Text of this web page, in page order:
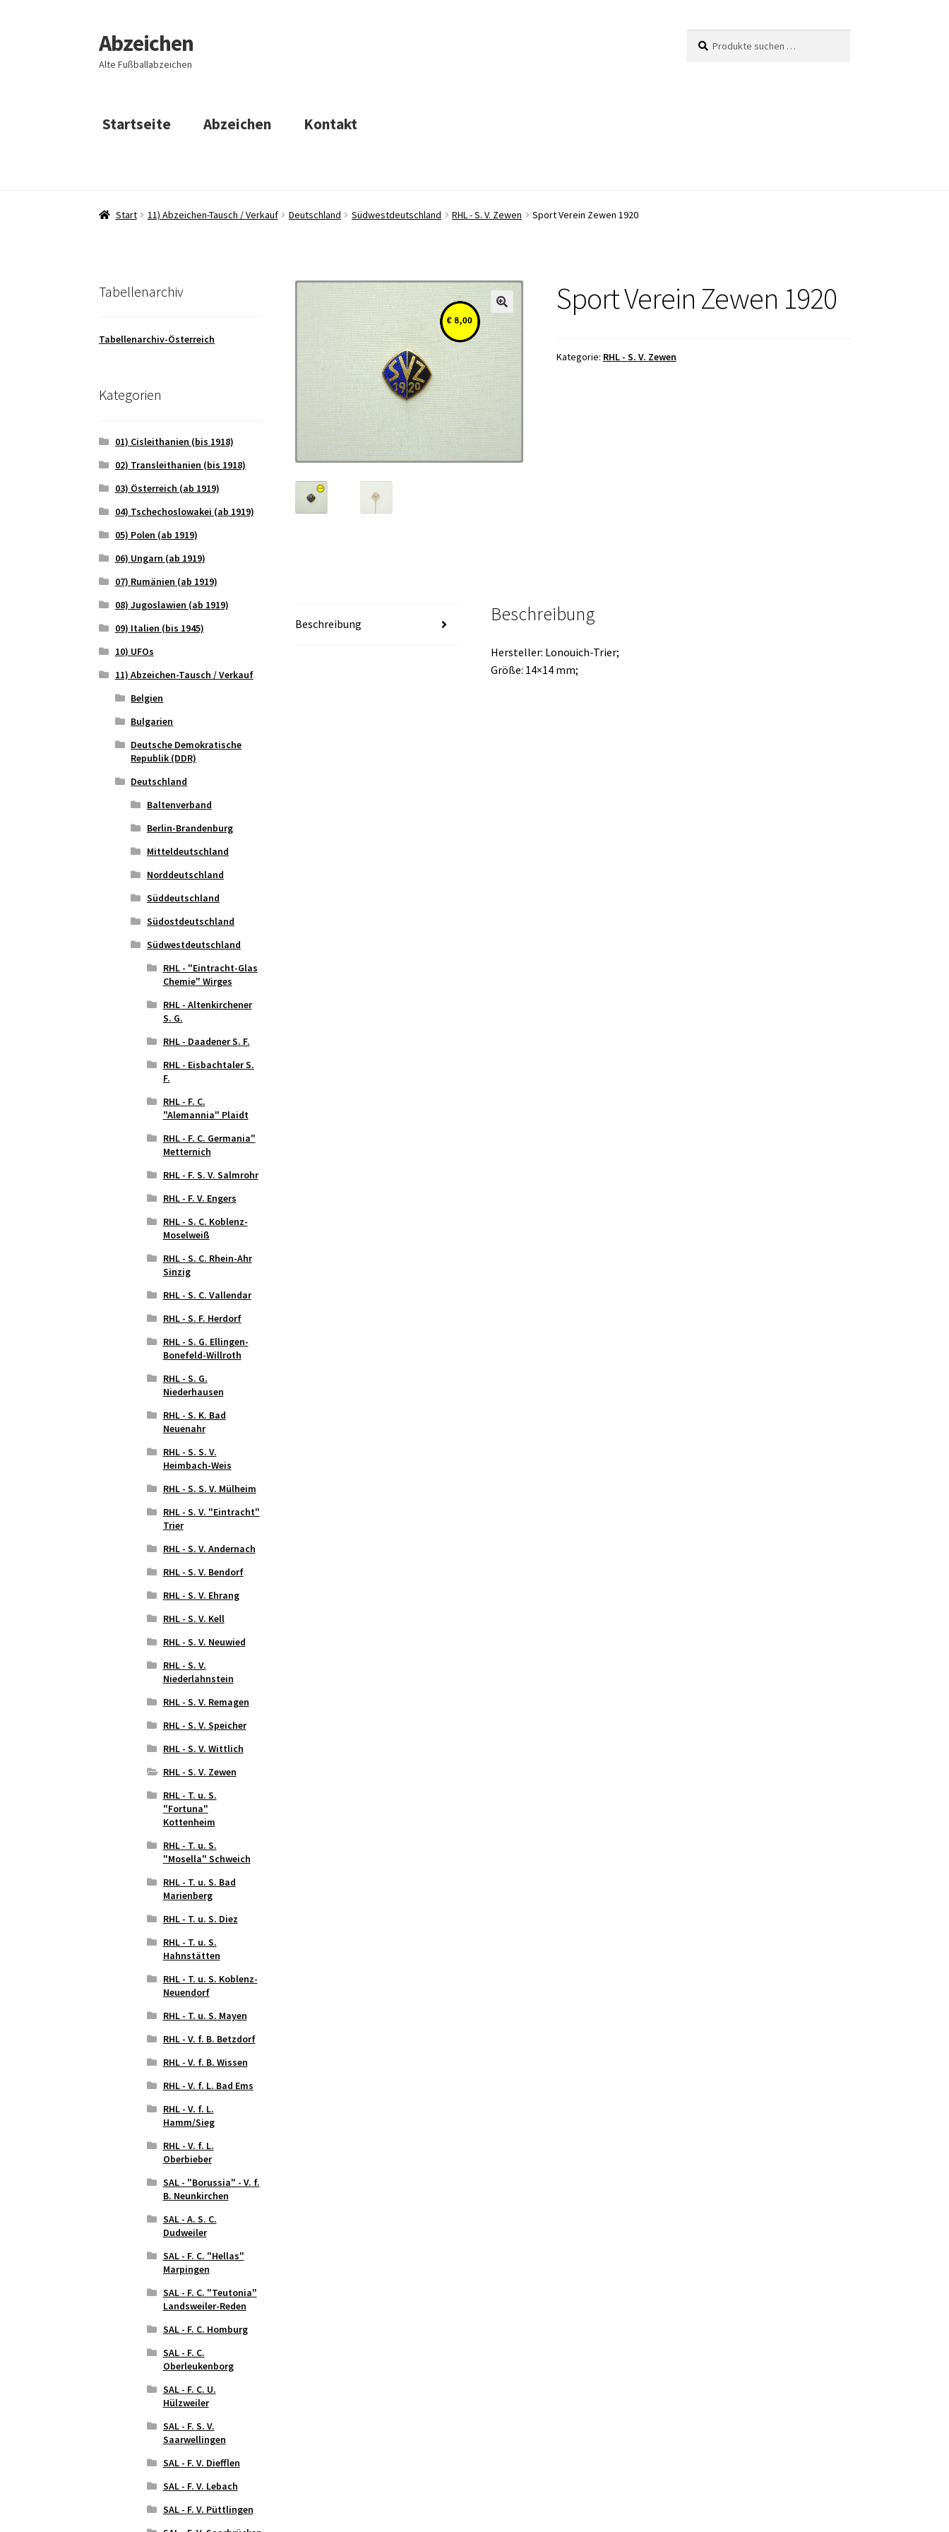
Zur
Navigation
springen
Zum
Inhalt
springen
Abzeichen
Alte Fußballabzeichen
nach:
Startseite Abzeichen Kontakt
Start 11) Abzeichen-Tausch / Verkauf Deutschland Südwestdeutschland RHL - S. V. Zewen Sport Verein Zewen 1920
Sport Verein Zewen 1920
Kategorie: RHL - S. V. Zewen
Beschreibung Beschreibung
Hersteller: Lonouich-Trier;
Größe: 14×14 mm;
Tabellenarchiv
Tabellenarchiv-Österreich
Kategorien
01) Cisleithanien (bis 1918)
02) Transleithanien (bis 1918)
03) Österreich (ab 1919)
04) Tschechoslowakei (ab 1919)
05) Polen (ab 1919)
06) Ungarn (ab 1919)
07) Rumänien (ab 1919)
08) Jugoslawien (ab 1919)
09) Italien (bis 1945)
10) UFOs
11) Abzeichen-Tausch / Verkauf
Belgien
Bulgarien
Deutsche Demokratische
Republik (DDR)
Deutschland
Baltenverband
Berlin-Brandenburg
Mitteldeutschland
Norddeutschland
Süddeutschland
Südostdeutschland
Südwestdeutschland
RHL - "Eintracht-Glas
Chemie" Wirges
RHL - Altenkirchener
S. G.
RHL - Daadener S. F.
RHL - Eisbachtaler S.
F.
RHL - F. C.
"Alemannia" Plaidt
RHL - F. C. Germania"
Metternich
RHL - F. S. V. Salmrohr
RHL - F. V. Engers
RHL - S. C. Koblenz-
Moselweiß
RHL - S. C. Rhein-Ahr
Sinzig
RHL - S. C. Vallendar
RHL - S. F. Herdorf
RHL - S. G. Ellingen-
Bonefeld-Willroth
RHL - S. G.
Niederhausen
RHL - S. K. Bad
Neuenahr
RHL - S. S. V.
Heimbach-Weis
RHL - S. S. V. Mülheim
RHL - S. V. "Eintracht"
Trier
RHL - S. V. Andernach
RHL - S. V. Bendorf
RHL - S. V. Ehrang
RHL - S. V. Kell
RHL - S. V. Neuwied
RHL - S. V.
Niederlahnstein
RHL - S. V. Remagen
RHL - S. V. Speicher
RHL - S. V. Wittlich
RHL - S. V. Zewen
RHL - T. u. S.
"Fortuna"
Kottenheim
RHL - T. u. S.
"Mosella" Schweich
RHL - T. u. S. Bad
Marienberg
RHL - T. u. S. Diez
RHL - T. u. S.
Hahnstätten
RHL - T. u. S. Koblenz-
Neuendorf
RHL - T. u. S. Mayen
RHL - V. f. B. Betzdorf
RHL - V. f. B. Wissen
RHL - V. f. L. Bad Ems
RHL - V. f. L.
Hamm/Sieg
RHL - V. f. L.
Oberbieber
SAL - "Borussia" - V. f.
B. Neunkirchen
SAL - A. S. C.
Dudweiler
SAL - F. C. "Hellas"
Marpingen
SAL - F. C. "Teutonia"
Landsweiler-Reden
SAL - F. C. Homburg
SAL - F. C.
Oberleukenborg
SAL - F. C. U.
Hülzweiler
SAL - F. S. V.
Saarwellingen
SAL - F. V. Diefflen
SAL - F. V. Lebach
SAL - F. V. Püttlingen